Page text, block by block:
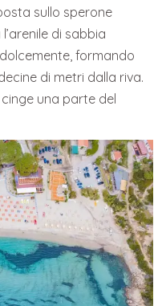
sullo sperone
di sabbia
formando
di metri dalla riva.
una parte del